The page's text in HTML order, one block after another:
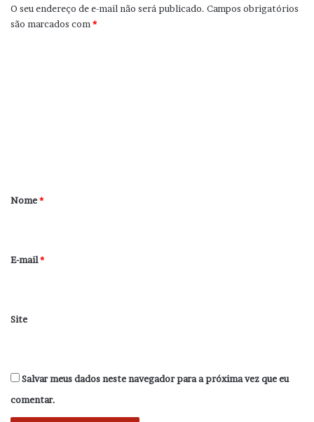
O seu endereço de e-mail não será publicado. Campos obrigatórios
são marcados com *
r
*
Nome*
E-mail*
Site
Salvar meus dados neste navegador para a próxima vez que eu
comentar.